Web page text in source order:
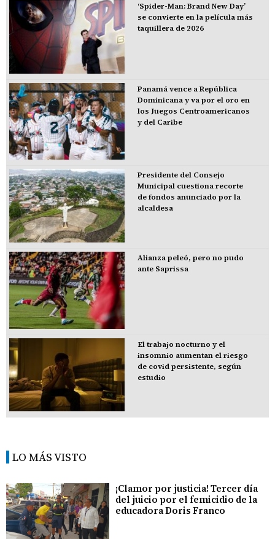
‘Spider-Man: Brand New Day’
se convierte en la película más
taquillera de 2026
Panamá vence a República
Dominicana y va por el oro en
los Juegos Centroamericanos
y del Caribe
Presidente del Consejo
Municipal cuestiona recorte
de fondos anunciado por la
alcaldesa
Alianza peleó, pero no pudo
ante Saprissa
El trabajo nocturno y el
insomnio aumentan el riesgo
de covid persistente, según
estudio
LO MÁS VISTO
¡Clamor por justicia! Tercer día
del juicio por el femicidio de la
educadora Doris Franco